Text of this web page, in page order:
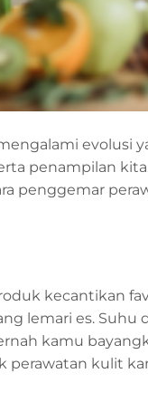
evolusi
penampilan
penggemar
kecantikan
lemari es. Suhu
kamu
perawatan kulit